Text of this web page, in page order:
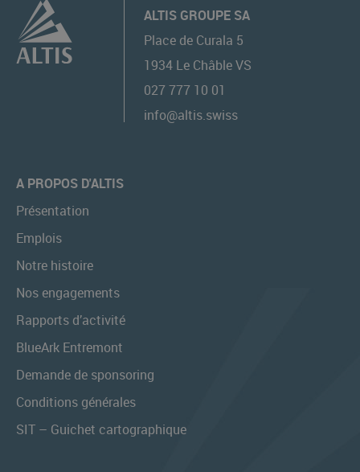
ALTIS GROUPE SA
Place de Curala 5
1934 Le Châble VS
027 777 10 01
info@altis.swiss
A PROPOS D'ALTIS
Présentation
Emplois
Notre histoire
Nos engagements
Rapports d’activité
BlueArk Entremont
Demande de sponsoring
Conditions générales
SIT – Guichet cartographique